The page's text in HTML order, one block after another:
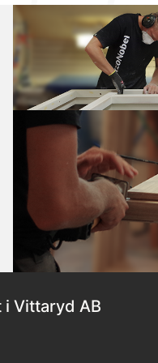
i Vittaryd AB